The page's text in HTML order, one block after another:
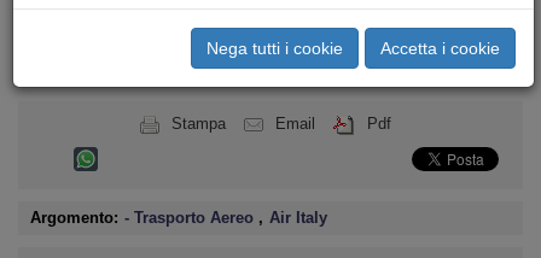
navigation
Toggle
Stampa Email Pdf
Argomento: - Trasporto Aereo , Air Italy
Nega tutti i cookie Accetta i cookie